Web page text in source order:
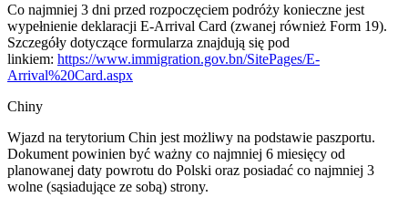
Co najmniej 3 dni przed rozpoczęciem podróży konieczne jest
wypełnienie deklaracji E-Arrival Card (zwanej również Form 19).
Szczegóły dotyczące formularza znajdują się pod
linkiem: https://www.immigration.gov.bn/SitePages/E-
Arrival%20Card.aspx
Chiny
Wjazd na terytorium Chin jest możliwy na podstawie paszportu.
Dokument powinien być ważny co najmniej 6 miesięcy od
planowanej daty powrotu do Polski oraz posiadać co najmniej 3
wolne (sąsiadujące ze sobą) strony.